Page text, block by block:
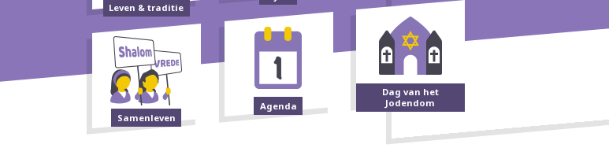
Leven & traditie
Samenleven
Agenda
Dag van het
Jodendom